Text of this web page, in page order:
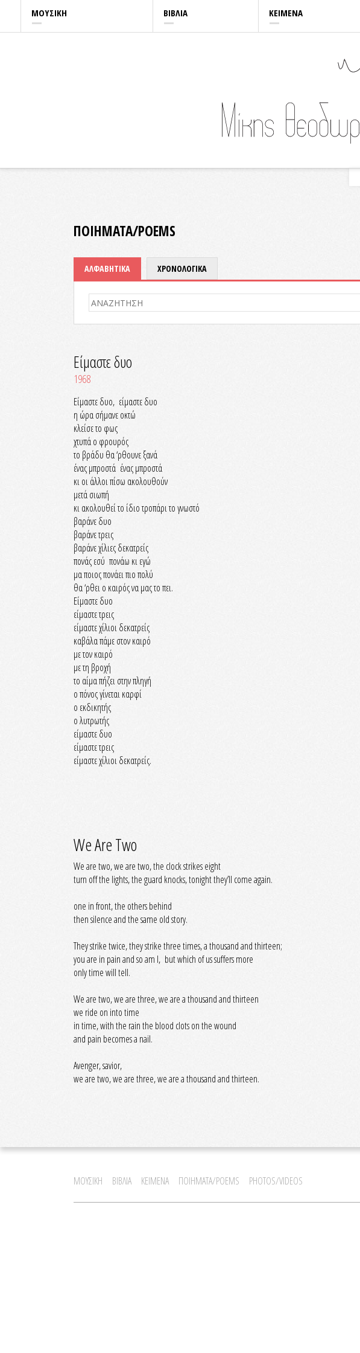
ΜΟΥΣΙΚΗ ΒΙΒΛΙΑ ΚΕΙΜΕΝΑ
ΠΟΙΗΜΑΤΑ/POEMS
ΑΛΦΑΒΗΤΙΚΑ ΧΡΟΝΟΛΟΓΙΚΑ
Είμαστε δυο
1968
Είμαστε δυο, είμαστε δυο
η ώρα σήμανε οκτώ
κλείσε το φως
χτυπά ο φρουρός
το βράδυ θα ‘ρθουνε ξανά
ένας μπροστά ένας μπροστά
κι οι άλλοι πίσω ακολουθούν
μετά σιωπή
κι ακολουθεί το ίδιο τροπάρι το γνωστό
βαράνε δυο
βαράνε τρεις
βαράνε χίλιες δεκατρείς
πονάς εσύ πονάω κι εγώ
μα ποιος πονάει πιο πολύ
θα ‘ρθει ο καιρός να μας το πει.
Είμαστε δυο
είμαστε τρεις
είμαστε χίλιοι δεκατρείς
καβάλα πάμε στον καιρό
με τον καιρό
με τη βροχή
το αίμα πήζει στην πληγή
ο πόνος γίνεται καρφί
ο εκδικητής
ο λυτρωτής
είμαστε δυο
είμαστε τρεις
είμαστε χίλιοι δεκατρείς.
We Are Two
We are two, we are two, the clock strikes eight
turn off the lights, the guard knocks, tonight they’ll come again.
one in front, the others behind
then silence and the same old story.
They strike twice, they strike three times, a thousand and thirteen;
you are in pain and so am I, but which of us suffers more
only time will tell.
We are two, we are three, we are a thousand and thirteen
we ride on into time
in time, with the rain the blood clots on the wound
and pain becomes a nail.
Avenger, savior,
we are two, we are three, we are a thousand and thirteen.
ΜΟΥΣΙΚΗ ΒΙΒΛΙΑ ΚΕΙΜΕΝΑ ΠΟΙΗΜΑΤΑ/POEMS PHOTOS/VIDEOS